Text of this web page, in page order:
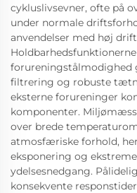
cykluslivsevner, ofte på
under normale
anvendelser med høj
forureningstålmodighed
filtrering og robuste
eksterne forureninger
komponenter.
over brede
atmosfæriske forhold,
eksponering og
ydelsesnedgang.
konsekvente